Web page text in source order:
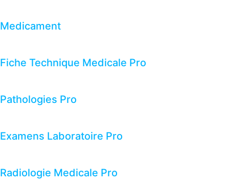
Medicament
Fiche Technique Medicale Pro
Pathologies Pro
Examens Laboratoire Pro
Radiologie Medicale Pro